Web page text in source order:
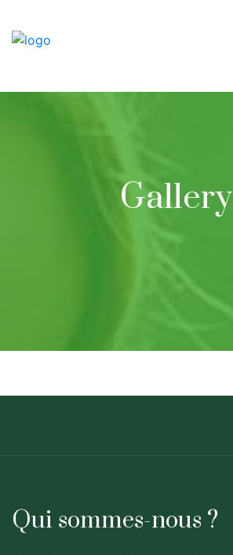
Gallery
Qui sommes-nous ?